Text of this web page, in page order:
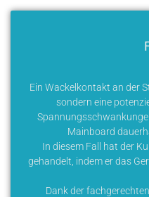
Ein Wackelkontakt an der
sondern eine
Mainboard
In diesem Fall hat der
gehandelt, indem er das
Dank der